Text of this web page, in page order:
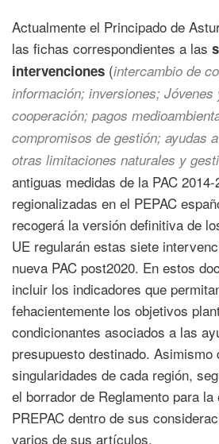
Actualmente el Principado de
las fichas correspondientes a las
intervenciones (intercambio de
información; inversiones; Jóvenes
cooperación; pagos
compromisos de gestión; ayudas
otras limitaciones naturales y
antiguas medidas de la PAC
regionalizadas en el PEPAC
recogerá la versión definitiva de
UE regularán estas siete
nueva PAC post2020. En estos
incluir los indicadores que
fehacientemente los objetivos
condicionantes asociados a las
presupuesto destinado. Asimismo
singularidades de cada región,
el borrador de Reglamento para la
PREPAC dentro de sus
varios de sus artículos.